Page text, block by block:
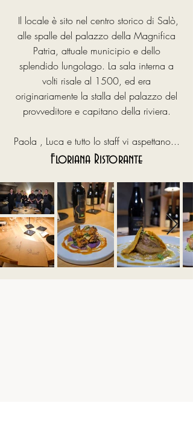
Il locale è sito nel centro storico di Salò,
alle spalle del palazzo della Magnifica
Patria, attuale municipio e dello
splendido lungolago. La sala interna a
volti risale al 1500, ed era
originariamente la stalla del palazzo del
provveditore e capitano della riviera.
Paola , Luca e tutto lo staff vi aspettano...
Floriana Ristorante